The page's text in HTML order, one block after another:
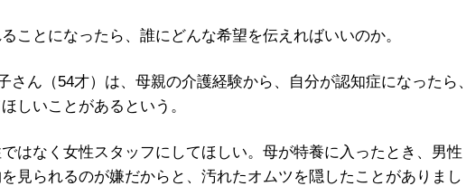
ことになったら、誰にどんな希望を伝えればいいのか。
ん（54才）は、母親の介護経験から、自分が認知症になったら、
しいことがあるという。
ではなく女性スタッフにしてほしい。母が特養に入ったとき、男性
見られるのが嫌だからと、汚れたオムツを隠したことがありまし